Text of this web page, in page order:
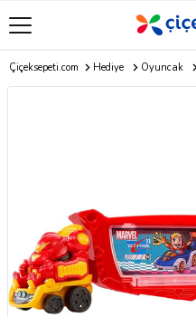
Çiçeksepeti.com Hediye Oyuncak